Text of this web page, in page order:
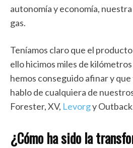
autonomía y economía,
gas.
Teníamos claro que el
ello hicimos miles de
hemos conseguido afinar y
hablo de cualquiera de
Forester, XV, Levorgy
¿Cómo ha sido la